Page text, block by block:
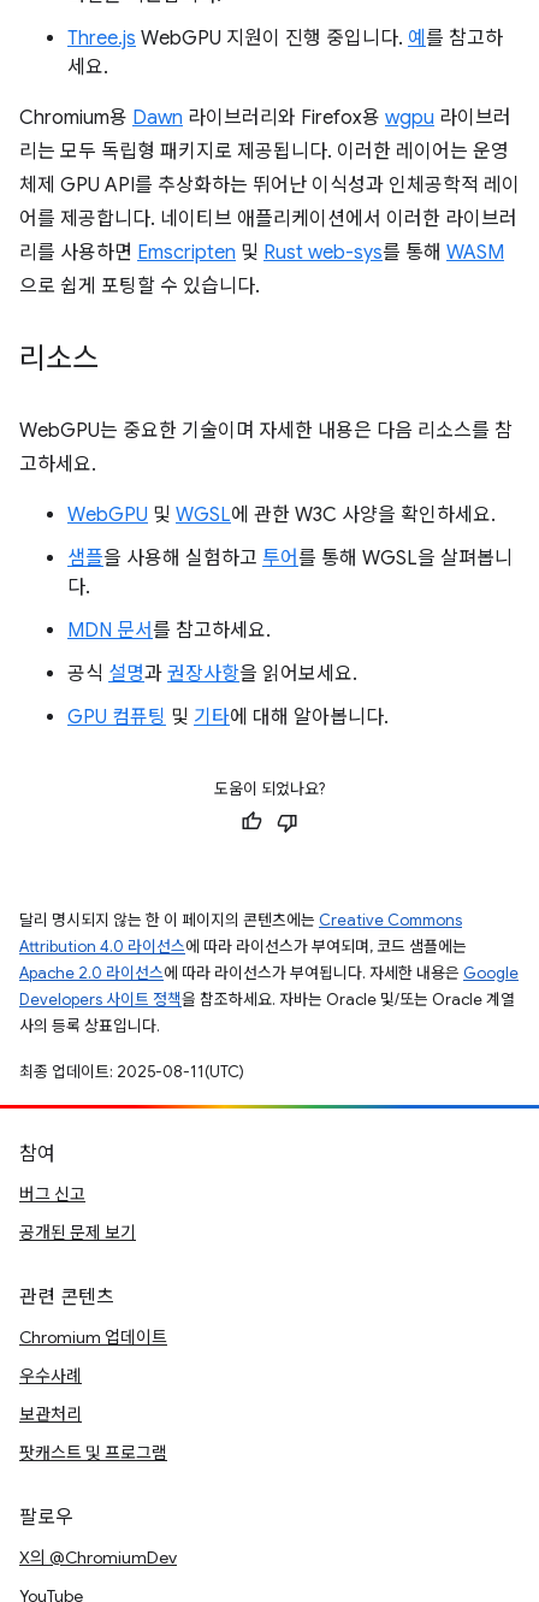
Three.js WebGPU 지원이 진행 중입니다. 예 를 참고하
세요.
Chromium용 Dawn 라이브러리와 Firefox용 wgpu 라이브러
리는 모두 독립형 패키지로 제공됩니다. 이러한 레이어는 운영
체제 GPU API를 추상화하는 뛰어난 이식성과 인체공학적 레이
어를 제공합니다. 네이티브 애플리케이션에서 이러한 라이브러
리를 사용하면 Emscripten 및 Rust web-sys를 통해 WASM
으로 쉽게 포팅할 수 있습니다.
리소스
WebGPU는 중요한 기술이며 자세한 내용은 다음 리소스를 참
고하세요.
WebGPU 및 WGSL에 관한 W3C 사양을 확인하세요.
샘플을 사용해 실험하고 투어를 통해 WGSL을 살펴봅니
다.
MDN 문서를 참고하세요.
공식 설명과 권장사항을 읽어보세요.
GPU 컴퓨팅 및 기타에 대해 알아봅니다.
도움이 되었나요?
달리 명시되지 않는 한 이 페이지의 콘텐츠에는 Creative Commons
Attribution 4.0 라이선스에 따라 라이선스가 부여되며, 코드 샘플에는
Apache 2.0 라이선스에 따라 라이선스가 부여됩니다. 자세한 내용은 Google
Developers 사이트 정책을 참조하세요. 자바는 Oracle 및/또는 Oracle 계열
사의 등록 상표입니다.
최종 업데이트: 2025-08-11(UTC)
참여
버그 신고
공개된 문제 보기
관련 콘텐츠
Chromium 업데이트
우수사례
보관처리
팟캐스트 및 프로그램
팔로우
X의 @ChromiumDev
YouTube